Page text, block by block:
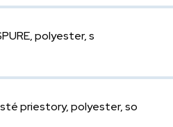
polyester, s
priestory, polyester, so